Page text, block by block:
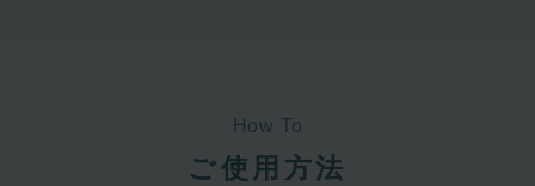
How To
ご使用方法